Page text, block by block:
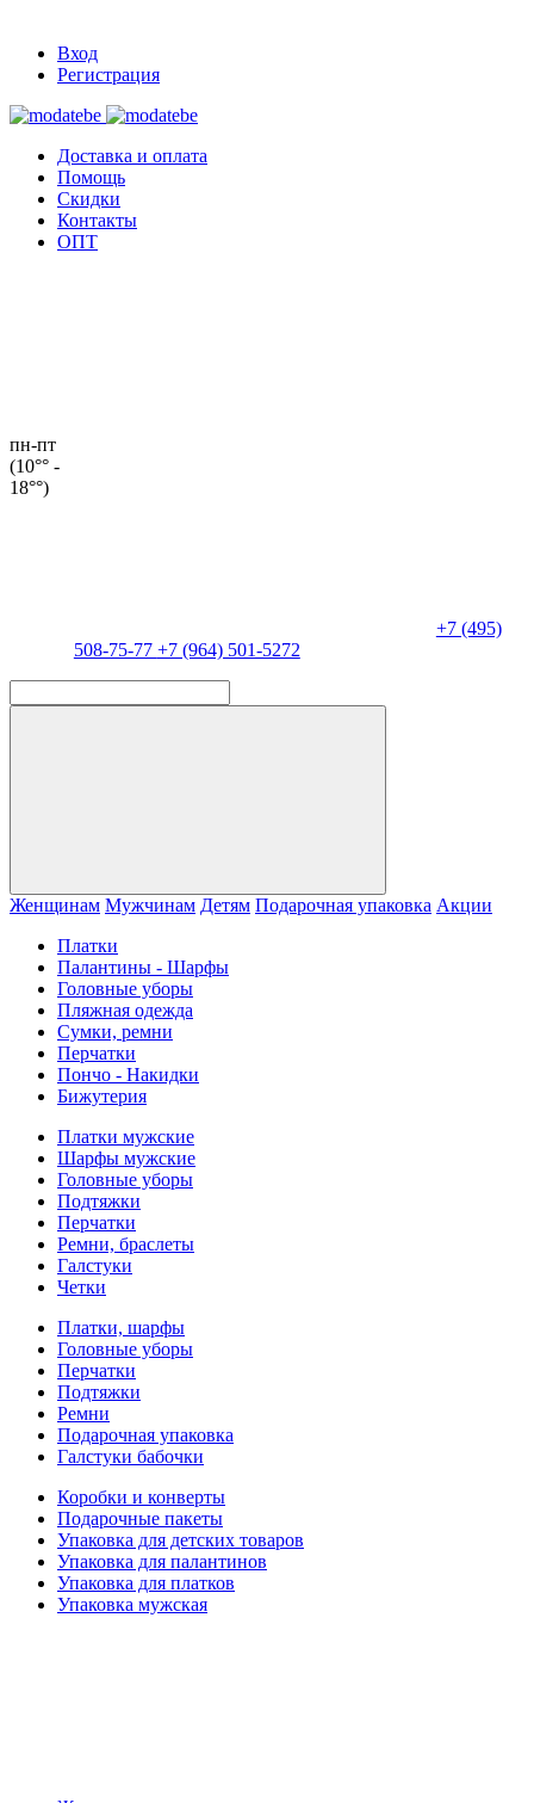
Вход
Регистрация
Доставка и оплата
Помощь
Скидки
Контакты
ОПТ
пн-пт
(10°° -
18°°)
+7 (495)
508-75-77 +7 (964) 501-5272
Женщинам Мужчинам Детям Подарочная упаковка Акции
Платки
Палантины - Шарфы
Головные уборы
Пляжная одежда
Сумки, ремни
Перчатки
Пончо - Накидки
Бижутерия
Платки мужские
Шарфы мужские
Головные уборы
Подтяжки
Перчатки
Ремни, браслеты
Галстуки
Четки
Платки, шарфы
Головные уборы
Перчатки
Подтяжки
Ремни
Подарочная упаковка
Галстуки бабочки
Коробки и конверты
Подарочные пакеты
Упаковка для детских товаров
Упаковка для палантинов
Упаковка для платков
Упаковка мужская